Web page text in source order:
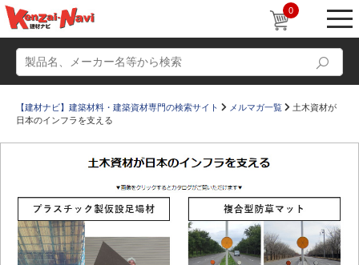
0
動画 ショールーム
かたなび コラム
すまいリング 設計士インタビュー
【建材ナビ】建築材料・建築資材専門の検索サイト メルマガ一覧
土木資材が
日本のインフラを支える